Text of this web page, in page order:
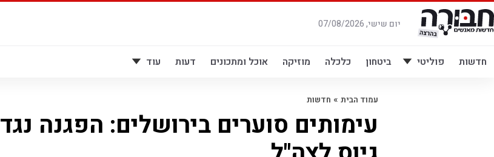
דלג
לתוכן
יום שישי, 07/08/2026
חדשות פוליטי ביטחון כלכלה מוזיקה אוכל ומתכונים דעות עוד
עמוד הבית » חדשות
עימותים סוערים בירושלים: הפגנה נגד